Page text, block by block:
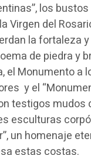
los
Virgen del
la fortaleza
de piedra y
el Monumento a
y el
testigos
esculturas
un homenaje
estas costas.